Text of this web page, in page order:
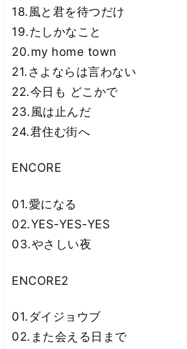
18.風と君を待つだけ
19.たしかなこと
20.my home town
21.さよならは言わない
22.今日も どこかで
23.風は止んだ
24.君住む街へ
ENCORE
01.愛になる
02.YES-YES-YES
03.やさしい夜
ENCORE2
01.ダイジョウブ
02.また会える日まで